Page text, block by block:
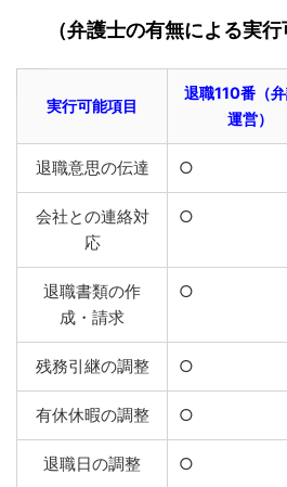
（弁護士の有無による実行
実行可能項目
退職110番（
運営）
退職意思の伝達 ○
会社との連絡対
応
○
退職書類の作
成・請求
○
残務引継の調整 ○
有休休暇の調整 ○
退職日の調整 ○